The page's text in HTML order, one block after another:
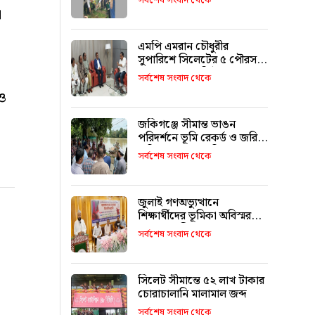
এমপি এমরান চৌধুরীর
সুপারিশে সিলেটের ৫ পৌরসভা
পাচ্ছে ৫ শ কোটি টাকা
সর্বশেষ সংবাদ থেকে
জকিগঞ্জে সীমান্ত ভাঙন
পরিদর্শনে ভূমি রেকর্ড ও জরিপ
অধিদপ্তরের মহাপরিচালক
সর্বশেষ সংবাদ থেকে
জুলাই গণঅভ্যুত্থানে
শিক্ষার্থীদের ভূমিকা অবিস্মরণীয়
: এম এ মালিক
সর্বশেষ সংবাদ থেকে
সিলেট সীমান্তে ৫২ লাখ টাকার
চোরাচালানি মালামাল জব্দ